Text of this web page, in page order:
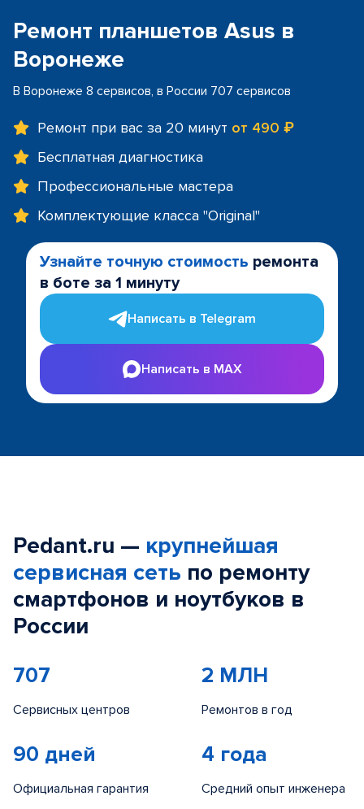
Ремонт планшетов Asus в
Воронеже
В Воронеже 8 сервисов, в России 707 сервисов
Ремонт при вас за 20 минут от 490 ₽
Бесплатная диагностика
Профессиональные мастера
Комплектующие класса "Original"
Узнайте точную стоимость ремонта
в боте за 1 минуту
Написать в Telegram
Написать в MAX
Pedant.ru — крупнейшая
сервисная сеть по ремонту
смартфонов и ноутбуков в
России
707
Сервисных центров
2 МЛН
Ремонтов в год
90 дней
Официальная гарантия
4 года
Средний опыт инженера